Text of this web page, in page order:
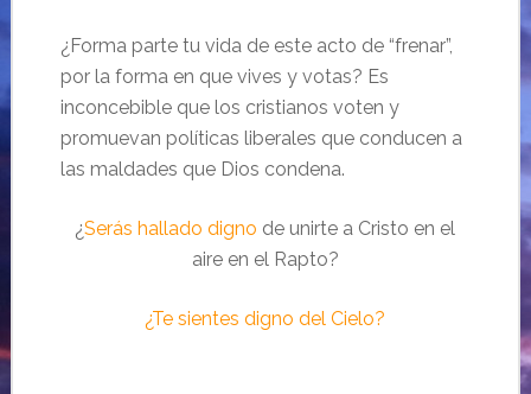
¿Forma parte tu vida de este acto de “frenar”,
por la forma en que vives y votas? Es
inconcebible que los cristianos voten y
promuevan políticas liberales que conducen a
las maldades que Dios condena.
¿Serás hallado digno de unirte a Cristo en el
aire en el Rapto?
¿Te sientes digno del Cielo?